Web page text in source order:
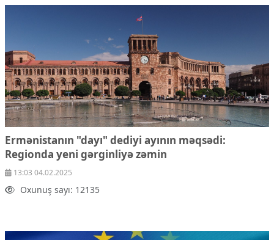
Ermənistanın "dayı" dediyi ayının məqsədi:
Regionda yeni gərginliyə zəmin
13:03 04.02.2025
Oxunuş sayı: 12135